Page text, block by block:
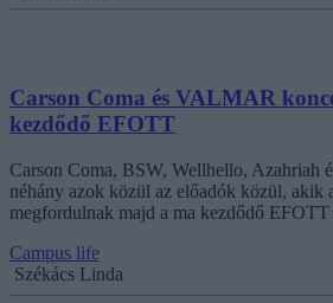
Carson Coma és VALMAR
kezdődő EFOTT
Carson Coma, BSW, Wellhello, Azahriah
néhány azok közül az előadók közül, akik
megfordulnak majd a ma kezdődő EFOTT
Campus life
Székács Linda